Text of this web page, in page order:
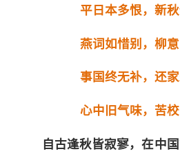
平日本多恨，新秋
燕词如惜别，柳意
事国终无补，还家
心中旧气味，苦校
自古逢秋皆寂寥，在中